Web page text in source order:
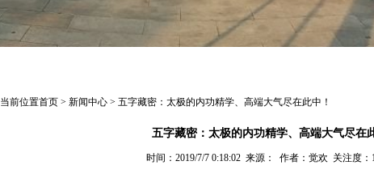
当前位置首页 > 新闻中心 > 五字藏密：太极的内功精学、高端大气尽在此中！
五字藏密：太极的内功精学、高端大气尽在
时间：2019/7/7 0:18:02 来源： 作者：觉欢 关注度：